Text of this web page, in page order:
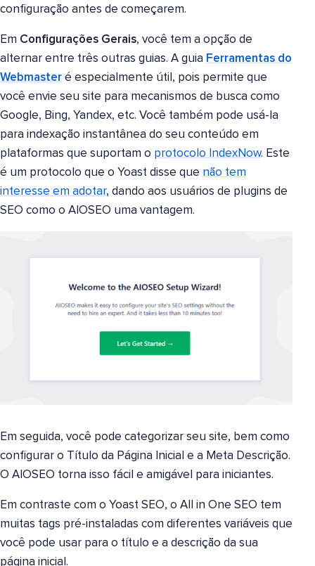
configuração antes de começarem.
Em Configurações Gerais, você tem a opção de
alternar entre três outras guias. A guia Ferramentas do
Webmaster é especialmente útil, pois permite que
você envie seu site para mecanismos de busca como
Google, Bing, Yandex, etc. Você também pode usá-la
para indexação instantânea do seu conteúdo em
plataformas que suportam o protocolo IndexNow. Este
é um protocolo que o Yoast disse que não tem
interesse em adotar, dando aos usuários de plugins de
SEO como o AIOSEO uma vantagem.
Em seguida, você pode categorizar seu site, bem como
configurar o Título da Página Inicial e a Meta Descrição.
O AIOSEO torna isso fácil e amigável para iniciantes.
Em contraste com o Yoast SEO, o All in One SEO tem
muitas tags pré-instaladas com diferentes variáveis que
você pode usar para o título e a descrição da sua
página inicial.